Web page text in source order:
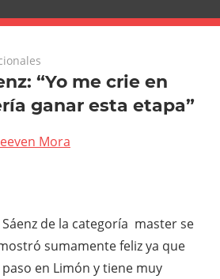
“Yo me crie en
ganar esta etapa”
Mora
de la categoría master se
sumamente feliz ya que
en Limón y tiene muy